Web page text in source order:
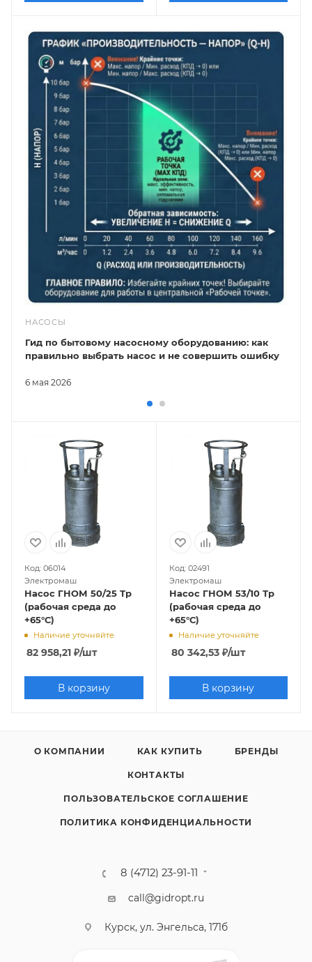
НАСОСЫ
6 мая 2026
Гид по бытовому насосному оборудованию: как
правильно выбрать насос и не совершить ошибку
Код: 06014
Электромаш
Насос ГНОМ 50/25 Тр
(рабочая среда до
+65°С)
Наличие уточняйте
82 958,21 ₽/шт
В корзину
Код: 02491
Электромаш
Насос ГНОМ 53/10 Тр
(рабочая среда до
+65°С)
Наличие уточняйте
80 342,53₽/шт
В корзину
О КОМПАНИИ КАК КУПИТЬ БРЕНДЫ
КОНТАКТЫ
ПОЛЬЗОВАТЕЛЬСКОЕ СОГЛАШЕНИЕ
ПОЛИТИКА КОНФИДЕНЦИАЛЬНОСТИ
8 (4712) 23-91-11
call@gidropt.ru
Курск, ул. Энгельса, 171б